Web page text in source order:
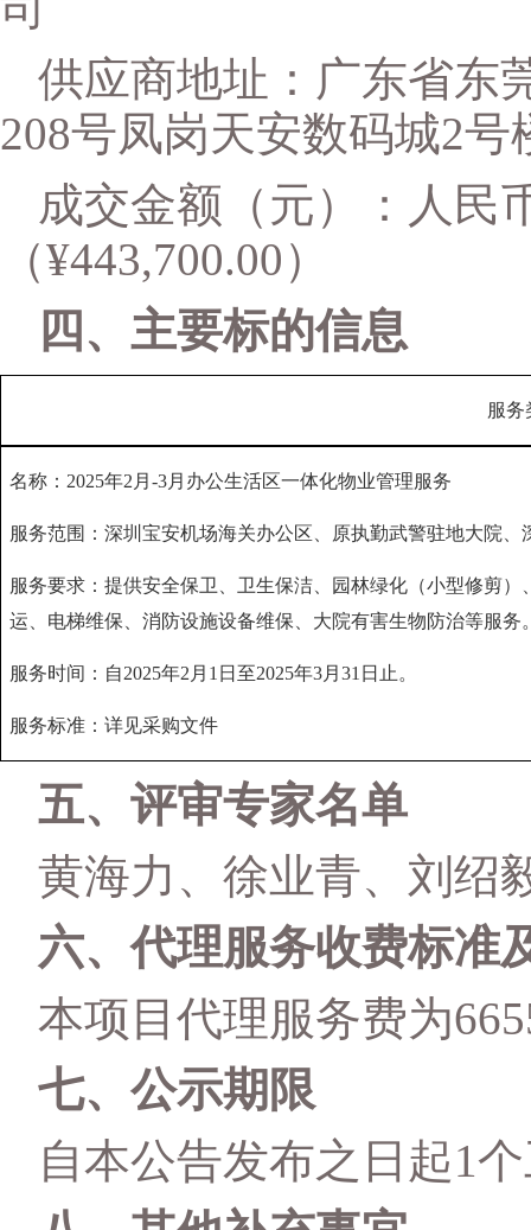
供应商地址：广东省东
208号凤岗天安数码城2号
成交金额（元）：人民
（¥443,700.00）
四、主要标的信息
服务
名称： 2025年2月-3月办公生活区一体化物业管理服务
服务范围：深圳宝安机场海关办公区、原执勤武警驻地大院
服务要求：提供安全保卫、卫生保洁、园林绿化（小型修剪
运、电梯维保、消防设施设备维保、大院有害生物防治等服务
服务时间：自2025年2月1日至2025年3月31日止 。
服务标准：详见采购文件
五、评审专家名单
黄海力 、 徐业青、 刘绍
六、代理服务收费标准
本项目代理服务费为
七、公示期限
自本公告发布之日起1